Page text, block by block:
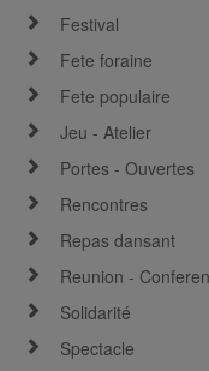
Festival
Fete foraine
Fete populaire
Jeu - Atelier
Portes - Ouvertes
Rencontres
Repas dansant
Reunion -
Solidarité
Spectacle